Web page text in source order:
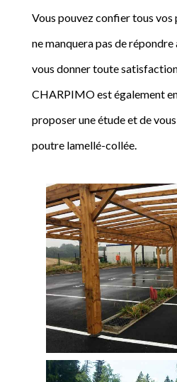
Vous pouvez confier tous
ne manquera pas de
vous donner toute
CHARPIMO est également
proposer une étude et de
poutre lamellé-collée.